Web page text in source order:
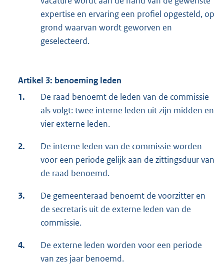
expertise en ervaring een profiel opgesteld, op
grond waarvan wordt geworven en
geselecteerd.
Artikel 3: benoeming leden
1.
De raad benoemt de leden van de commissie
als volgt: twee interne leden uit zijn midden en
vier externe leden.
2.
De interne leden van de commissie worden
voor een periode gelijk aan de zittingsduur van
de raad benoemd.
3.
De gemeenteraad benoemt de voorzitter en
de secretaris uit de externe leden van de
commissie.
4.
De externe leden worden voor een periode
van zes jaar benoemd.